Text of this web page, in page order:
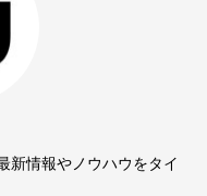
新情報やノウハウをタイ